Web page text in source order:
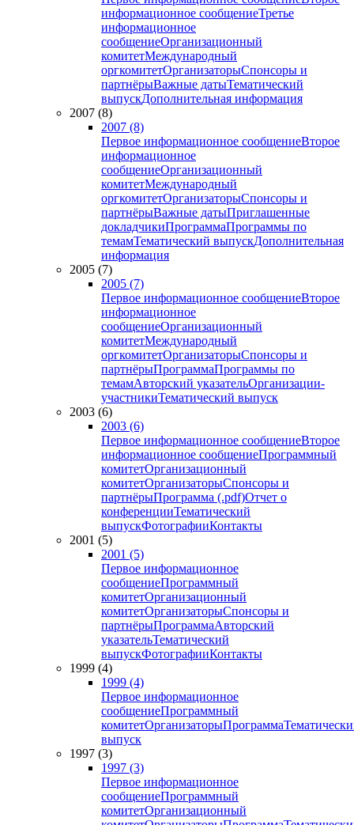
информационное сообщениеТретье
информационное
сообщениеОрганизационный
комитетМеждународный
оргкомитетОрганизаторыСпонсоры и
партнёрыВажные датыТематический
выпускДополнительная информация
2007 (8)
2007 (8)
Первое информационное сообщениеВторое
информационное
сообщениеОрганизационный
комитетМеждународный
оргкомитетОрганизаторыСпонсоры и
партнёрыВажные датыПриглашенные
докладчикиПрограммаПрограммы по
темамТематический выпускДополнительная
информация
2005 (7)
2005 (7)
Первое информационное сообщениеВторое
информационное
сообщениеОрганизационный
комитетМеждународный
оргкомитетОрганизаторыСпонсоры и
партнёрыПрограммаПрограммы по
темамАвторский указательОрганизации-
участникиТематический выпуск
2003 (6)
2003 (6)
Первое информационное сообщениеВторое
информационное сообщениеПрограммный
комитетОрганизационный
комитетОрганизаторыСпонсоры и
партнёрыПрограмма (.pdf)Отчет о
конференцииТематический
выпускФотографииКонтакты
2001 (5)
2001 (5)
Первое информационное
сообщениеПрограммный
комитетОрганизационный
комитетОрганизаторыСпонсоры и
партнёрыПрограммаАвторский
указательТематический
выпускФотографииКонтакты
1999 (4)
1999 (4)
Первое информационное
сообщениеПрограммный
комитетОрганизаторыПрограмма
выпуск
1997 (3)
1997 (3)
Первое информационное
сообщениеПрограммный
комитетОрганизационный